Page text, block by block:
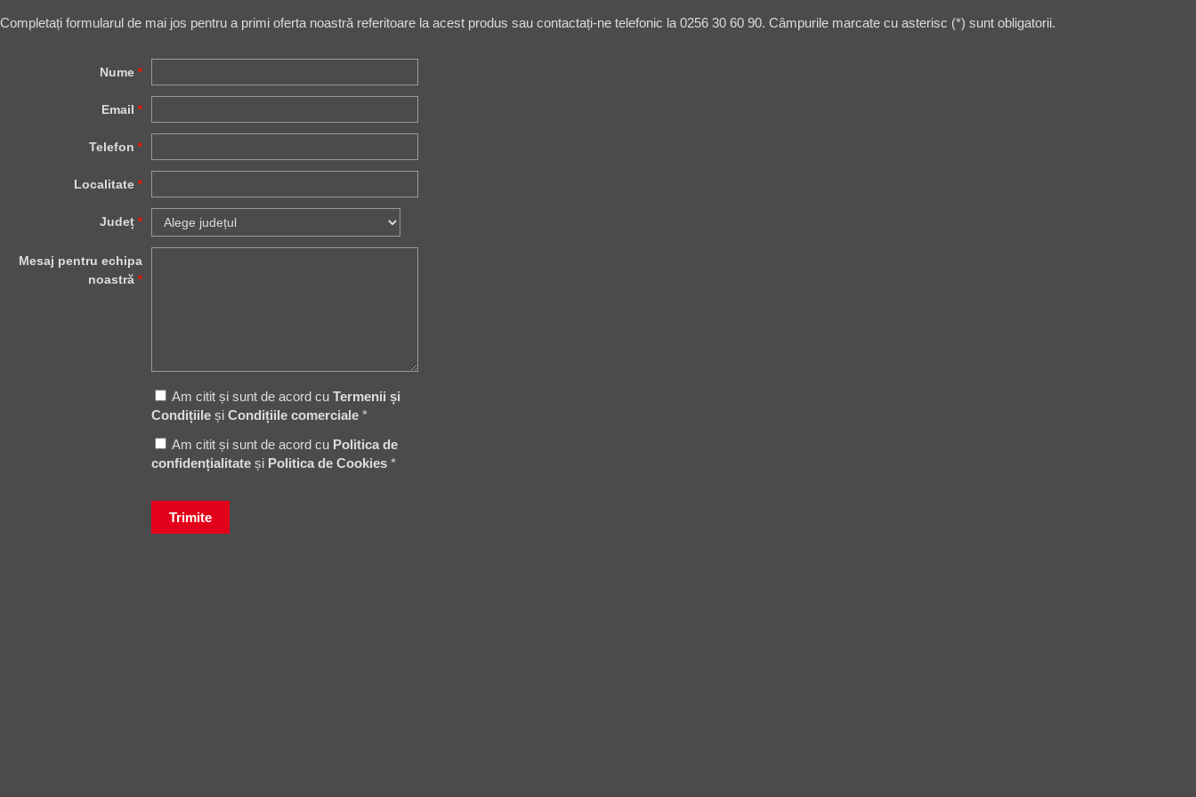
Completați formularul de mai jos pentru a primi oferta noastră referitoare la acest produs sau contactați-ne telefonic la 0256 30 60 90. Câmpurile marcate cu asterisc (*) sunt obligatorii.
Nume *
Email *
Telefon *
Localitate *
Județ *
Mesaj pentru echipa
noastră *
Am citit și sunt de acord cu Termenii și
Condițiile și Condițiile comerciale *
Am citit și sunt de acord cu Politica de
confidențialitate și Politica de Cookies *
Trimite